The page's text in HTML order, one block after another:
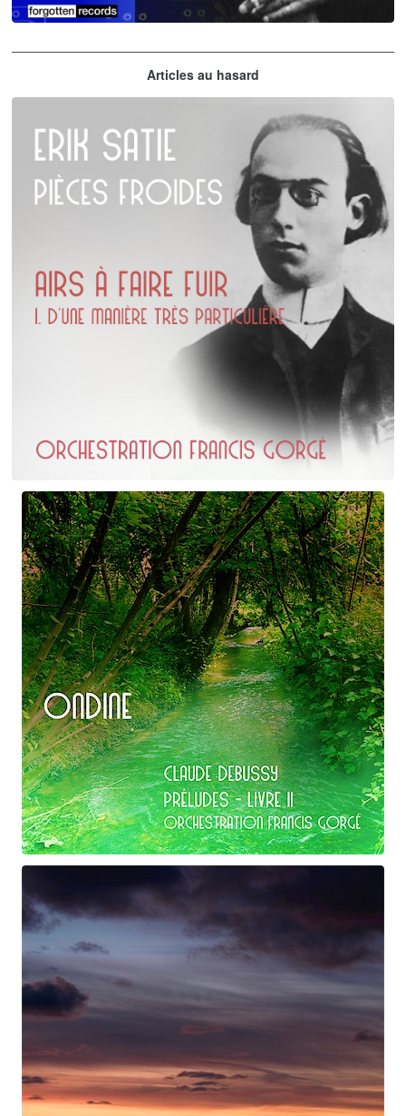
Articles au hasard
Erik Satie
D'une manière particulière
Ondine